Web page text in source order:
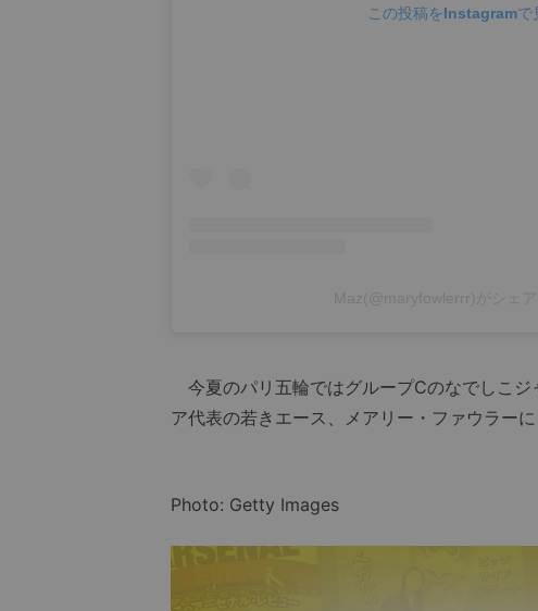
この投稿をInstagramで
今夏のパリ五輪ではグループCのなでしこジ
ア代表の若きエース、メアリー・ファウラーに
Photo: Getty Images